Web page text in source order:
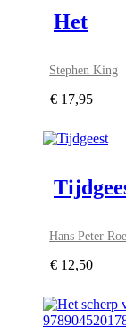
Het
Stephen King
€ 17,95
Hans Peter
€ 12,50